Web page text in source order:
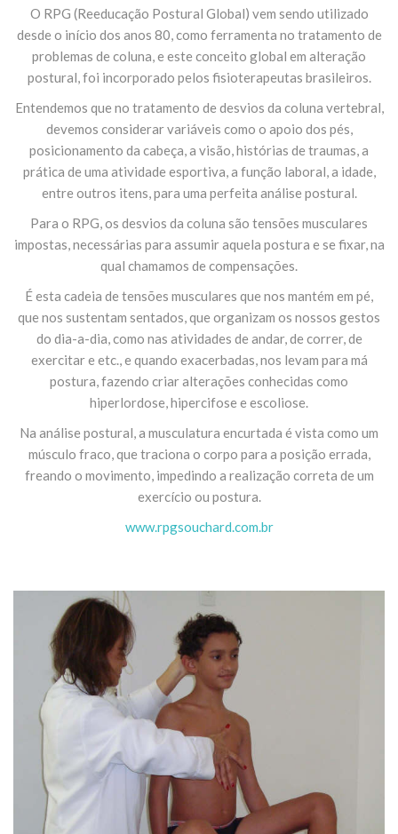
O RPG (Reeducação Postural Global) vem sendo utilizado
desde o início dos anos 80, como ferramenta no tratamento de
problemas de coluna, e este conceito global em alteração
postural, foi incorporado pelos fisioterapeutas brasileiros.
Entendemos que no tratamento de desvios da coluna vertebral,
devemos considerar variáveis como o apoio dos pés,
posicionamento da cabeça, a visão, histórias de traumas, a
prática de uma atividade esportiva, a função laboral, a idade,
entre outros itens, para uma perfeita análise postural.
Para o RPG, os desvios da coluna são tensões musculares
impostas, necessárias para assumir aquela postura e se fixar, na
qual chamamos de compensações.
É esta cadeia de tensões musculares que nos mantém em pé,
que nos sustentam sentados, que organizam os nossos gestos
do dia-a-dia, como nas atividades de andar, de correr, de
exercitar e etc., e quando exacerbadas, nos levam para má
postura, fazendo criar alterações conhecidas como
hiperlordose, hipercifose e escoliose.
Na análise postural, a musculatura encurtada é vista como um
músculo fraco, que traciona o corpo para a posição errada,
freando o movimento, impedindo a realização correta de um
exercício ou postura.
www.rpgsouchard.com.br